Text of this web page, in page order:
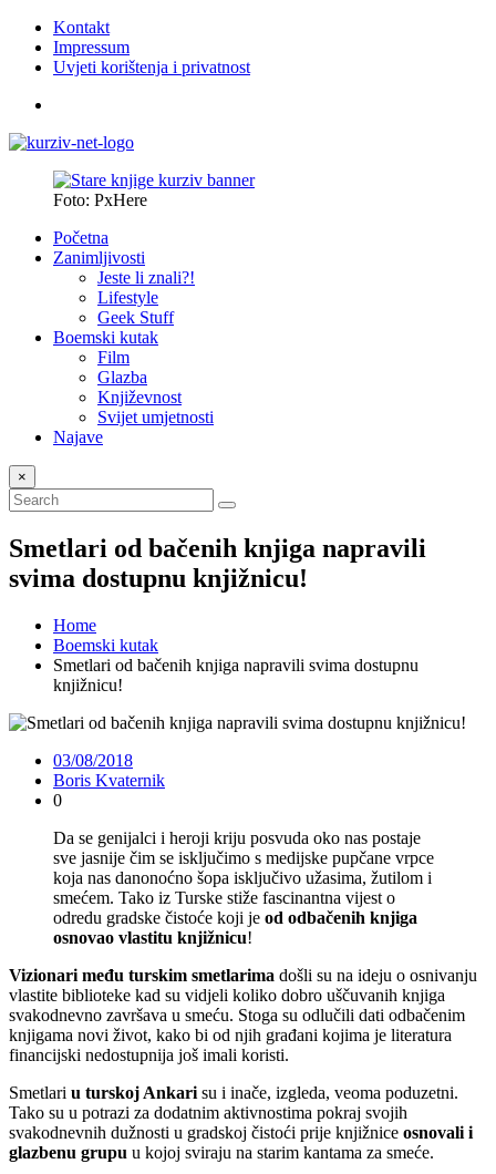
Kontakt
Impressum
Uvjeti korištenja i privatnost
Foto: PxHere
Početna
Zanimljivosti
Jeste li znali?!
Lifestyle
Geek Stuff
Boemski kutak
Film
Glazba
Književnost
Svijet umjetnosti
Najave
×
Smetlari od bačenih knjiga napravili
svima dostupnu knjižnicu!
Home
Boemski kutak
Smetlari od bačenih knjiga napravili svima dostupnu
knjižnicu!
03/08/2018
Boris Kvaternik
0
Da se genijalci i heroji kriju posvuda oko nas postaje
sve jasnije čim se isključimo s medijske pupčane vrpce
koja nas danonoćno šopa isključivo užasima, žutilom i
smećem. Tako iz Turske stiže fascinantna vijest o
odredu gradske čistoće koji je od odbačenih knjiga
osnovao vlastitu knjižnicu!
Vizionari među turskim smetlarima došli su na ideju o osnivanju
vlastite biblioteke kad su vidjeli koliko dobro uščuvanih knjiga
svakodnevno završava u smeću. Stoga su odlučili dati odbačenim
knjigama novi život, kako bi od njih građani kojima je literatura
financijski nedostupnija još imali koristi.
Smetlari u turskoj Ankari su i inače, izgleda, veoma poduzetni.
Tako su u potrazi za dodatnim aktivnostima pokraj svojih
svakodnevnih dužnosti u gradskoj čistoći prije knjižnice osnovali i
glazbenu grupu u kojoj sviraju na starim kantama za smeće.